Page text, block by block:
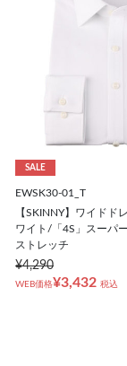
SALE
EWSK30-01_T
【SKINNY】ワイドド
ワイト/「4S」スーパ
ストレッチ
¥4,290
WEB価格¥3,432 税込